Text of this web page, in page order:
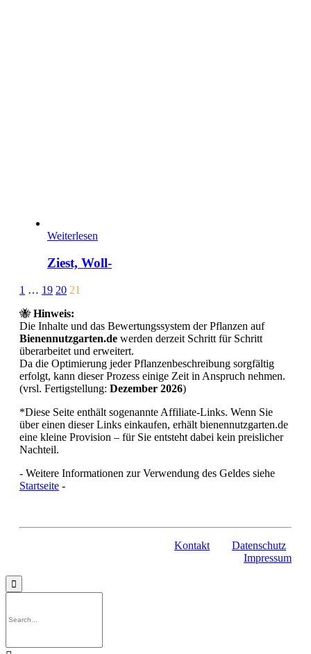
Weiterlesen
Ziest, Woll-
Page
of
21
Prev
1 … 19 20 21
🐝 Hinweis:
Die Inhalte und das Bewertungssystem der Pflanzen auf
Bienennutzgarten.de werden derzeit Schritt für Schritt
überarbeitet und erweitert.
Da die Optimierung jeder Pflanzenbeschreibung sorgfältig
erfolgt, kann dieser Prozess einige Zeit in Anspruch nehmen.
(vrsl. Fertigstellung: Dezember 2026)
*Diese Seite enthält sogenannte Affiliate-Links. Wenn Sie
über einen dieser Links einkaufen, erhält bienennutzgarten.de
eine kleine Provision – für Sie entsteht dabei kein preislicher
Nachteil.
- Weitere Informationen zur Verwendung des Geldes siehe
Startseite -
Kontakt
Datenschutz
Impressum
